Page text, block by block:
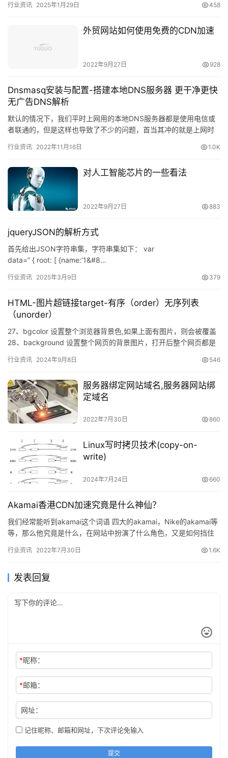
预算…
行业资讯 2025年1月29日 458
外贸网站如何使用免费的CDN加速
2022年9月27日 928
Dnsmasq安装与配置-搭建本地DNS服务器 更干净更快
无广告DNS解析
默认的情况下，我们平时上网用的本地DNS服务器都是使用电信或
者联通的，但是这样也导致了不少的问题，首当其冲的就是上网时
次是…
行业资讯 2022年11月16日 1.0K
对人工智能芯片的一些看法
2022年9月27日 883
jqueryJSON的解析方式
首先给出JSON字符串集，字符串集如下： var
data=” { root: [ {name:’1&#8…
行业资讯 2025年3月9日 379
HTML-图片超链接target-有序（order）无序列表
（unorder）
27、bgcolor 设置整个浏览器背景色,如果上面有图片，则会被覆盖
28、background 设置整个网页的背景图片，打开后整个网页都是
行业资讯 2024年9月8日 546
服务器绑定网站域名,服务器网站绑
定域名
2022年7月30日 860
Linux写时拷贝技术(copy-on-
write)
2024年7月24日 660
Akamai香港CDN加速究竟是什么神仙？
我们经常能听到akamai这个词语 四大的akamai，Nike的akamai等
等，那么他究竟是什么，在网站中扮演了什么角色，又是如何挡住
行业资讯 2022年7月30日 1.6K
发表回复
*昵称：
*邮箱：
网址：
记住昵称、邮箱和网址，下次评论免输入
提交